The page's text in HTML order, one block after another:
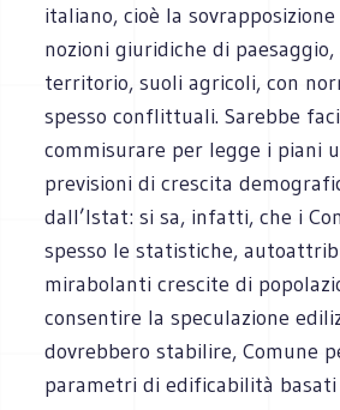
italiano, cioè la
nozioni giuridiche di
territorio, suoli agricoli, con
spesso conflittuali. Sarebbe
commisurare per legge i piani
previsioni di crescita
dall’Istat: si sa, infatti, che i
spesso le statistiche,
mirabolanti crescite di
consentire la speculazione
dovrebbero stabilire, Comune
parametri di edificabilità